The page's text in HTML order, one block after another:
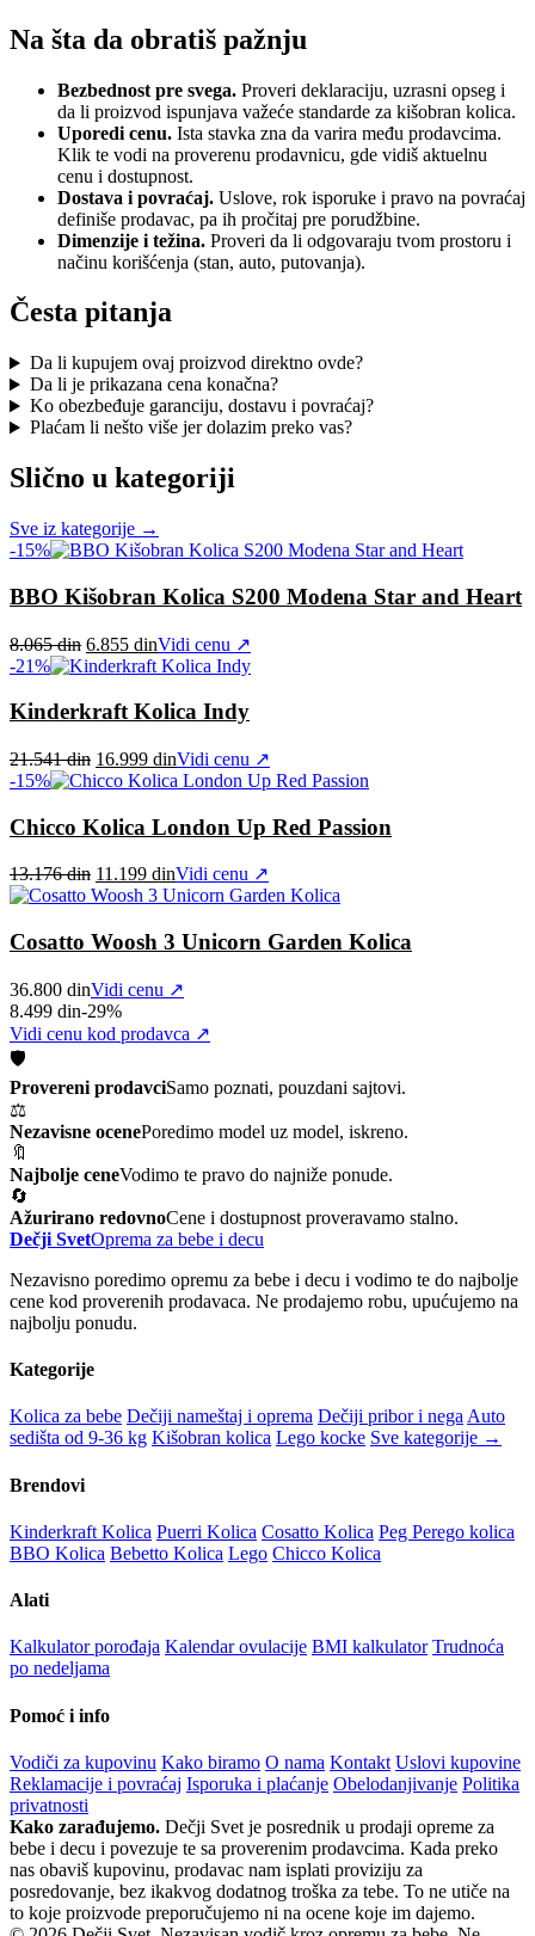
Na šta da obratiš pažnju
Bezbednost pre svega. Proveri deklaraciju, uzrasni opseg i
da li proizvod ispunjava važeće standarde za kišobran kolica.
Uporedi cenu. Ista stavka zna da varira među prodavcima.
Klik te vodi na proverenu prodavnicu, gde vidiš aktuelnu
cenu i dostupnost.
Dostava i povraćaj. Uslove, rok isporuke i pravo na povraćaj
definiše prodavac, pa ih pročitaj pre porudžbine.
Dimenzije i težina. Proveri da li odgovaraju tvom prostoru i
načinu korišćenja (stan, auto, putovanja).
Česta pitanja
Da li kupujem ovaj proizvod direktno ovde?
Da li je prikazana cena konačna?
Ko obezbeđuje garanciju, dostavu i povraćaj?
Plaćam li nešto više jer dolazim preko vas?
Slično u kategoriji
Sve iz kategorije →
-15%
BBO Kišobran Kolica S200 Modena Star and Heart
8.065din Original
price
8.065 din.
6.855 dinCurrent
price
6.855 din.
Vidi cenu ↗
-21%
Kinderkraft Kolica Indy
21.541din Original
price
21.541 din.
16.999 dinCurrent
price
16.999 din.
Vidi cenu ↗
-15%
Chicco Kolica London Up Red Passion
13.176din Original
price
13.176 din.
11.199 dinCurrent
price
11.199 din.
Vidi cenu ↗
Cosatto Woosh 3 Unicorn Garden Kolica
36.800 dinVidi cenu ↗
8.499 din-29%
Vidi cenu kod prodavca ↗
🛡️
Provereni prodavciSamo poznati, pouzdani sajtovi.
⚖️
Nezavisne ocenePoredimo model uz model, iskreno.
🔖
Najbolje ceneVodimo te pravo do najniže ponude.
🔄
Ažurirano redovnoCene i dostupnost proveravamo stalno.
Dečji SvetOprema za bebe i decu
Nezavisno poredimo opremu za bebe i decu i vodimo te do najbolje
cene kod proverenih prodavaca. Ne prodajemo robu, upućujemo na
najbolju ponudu.
Kategorije
Kolica za bebe Dečiji nameštaj i oprema Dečiji pribor i negaAuto
sedišta od 9-36 kg Kišobran kolica Lego kocke Sve kategorije →
Brendovi
Kinderkraft Kolica Puerri Kolica Cosatto Kolica Peg Perego kolica
BBO Kolica Bebetto Kolica Lego Chicco Kolica
Alati
Kalkulator porođaja Kalendar ovulacije BMI kalkulator Trudnoća
po nedeljama
Pomoć i info
Vodiči za kupovinu Kako biramo O nama Kontakt Uslovi kupovine
Reklamacije i povraćaj Isporuka i plaćanje Obelodanjivanje Politika
privatnosti
Kako zarađujemo. Dečji Svet je posrednik u prodaji opreme za
bebe i decu i povezuje te sa proverenim prodavcima. Kada preko
nas obaviš kupovinu, prodavac nam isplati proviziju za
posredovanje, bez ikakvog dodatnog troška za tebe. To ne utiče na
to koje proizvode preporučujemo ni na ocene koje im dajemo.